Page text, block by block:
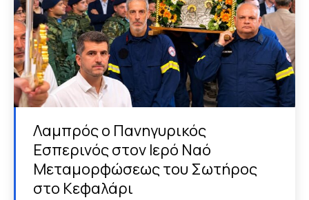
Λαμπρός ο Πανηγυρικός
Εσπερινός στον Ιερό Ναό
Μεταμορφώσεως του Σωτήρος
στο Κεφαλάρι